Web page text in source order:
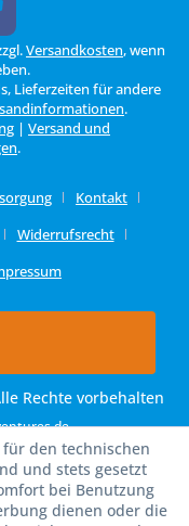
Versandkosten, wenn
Lieferzeiten für andere
.
| Versand und
.
Kontakt
Widerrufsrecht
Rechte vorbehalten
für den technischen
und stets gesetzt
bei Benutzung
dienen oder die